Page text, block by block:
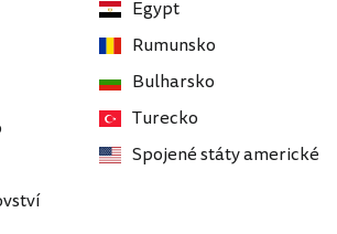
Egypt
Rumunsko
Bulharsko
Turecko
Spojené státy americké